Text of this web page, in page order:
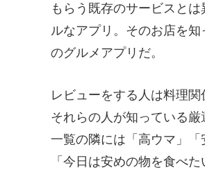
もらう既存のサービスと
ルなアプリ。そのお店を
のグルメアプリだ。
レビューをする人は料理
それらの人が知っている
一覧の隣には「高ウマ」
「今日は安めの物を食べ